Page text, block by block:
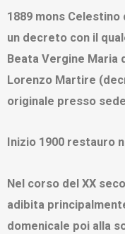
1889 mons
un decreto con il
Beata Vergine Maria
Lorenzo Martire
originale presso
Inizio 1900 restauro
Nel corso del XX
adibita
domenicale poi alla